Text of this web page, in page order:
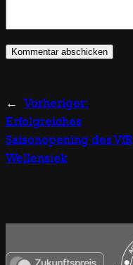
← Vorheriger:
Erfolgreiches
Saisonopening des VfR
Wellensiek